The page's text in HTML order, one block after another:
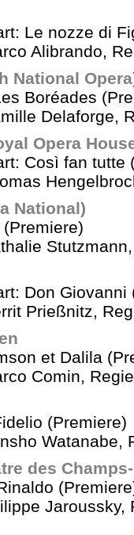
Le nozze di
Alibrando,
National
Boréades
Delaforge,
Opera
Così fan tutte
National)
Don Giovanni
Prießnitz,
et Dalila
Comin,
(Premiere)
Watanabe,
des
Jaroussky,